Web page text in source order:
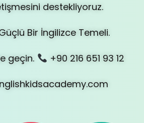
destekliyoruz.
Bir İngilizce Temeli.
geçin. +90 216 651 93 12
an account?Sign in